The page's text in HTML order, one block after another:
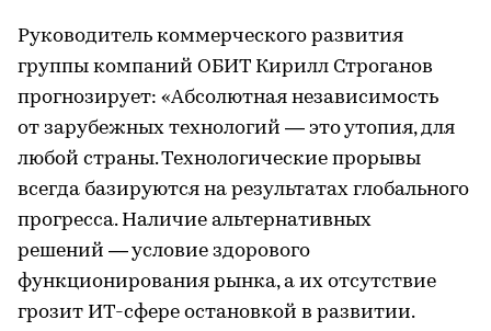
Руководитель коммерческого развития
группы компаний ОБИТ Кирилл Строганов
прогнозирует: «Абсолютная независимость
от зарубежных технологий — это утопия, для
любой страны. Технологические прорывы
всегда базируются на результатах глобального
прогресса. Наличие альтернативных
решений — условие здорового
функционирования рынка, а их отсутствие
грозит ИТ-сфере остановкой в развитии.